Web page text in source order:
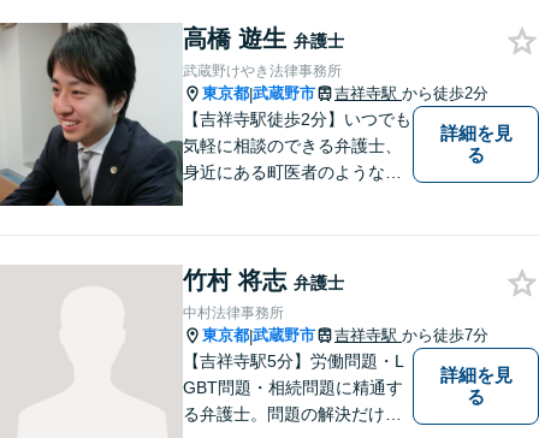
回収、企業法務、刑事事件、
インターネットなど
高橋 遊生 弁護士
武蔵野けやき法律事務所
東京都|武蔵野市 吉祥寺駅 から徒歩2分
【吉祥寺駅徒歩2分】いつでも
気軽に相談のできる弁護士、
身近にある町医者のような弁
みます。お気軽にご相談くだ
さい。
詳細を見
る
竹村 将志 弁護士
中村法律事務所
東京都|武蔵野市 吉祥寺駅 から徒歩7分
【吉祥寺駅5分】労働問題・L
GBT問題・相続問題に精通す
る弁護士。問題の解決だけで
詳細を見
る